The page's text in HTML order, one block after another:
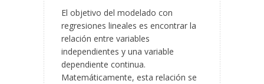
El objetivo del modelado con
regresiones lineales es encontrar la
relación entre variables
independientes y una variable
dependiente continua.
Matemáticamente, esta relación se